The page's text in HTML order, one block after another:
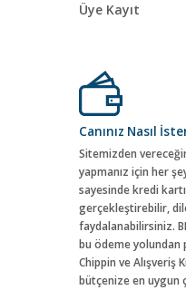
Üye Kayıt
Canınız Nasıl
Sitemizden
yapmanız için her
sayesinde kredi
gerçekleştirebilir,
faydalanabilirsiniz.
bu ödeme
Chippin ve Alışveriş
bütçenize en uygun